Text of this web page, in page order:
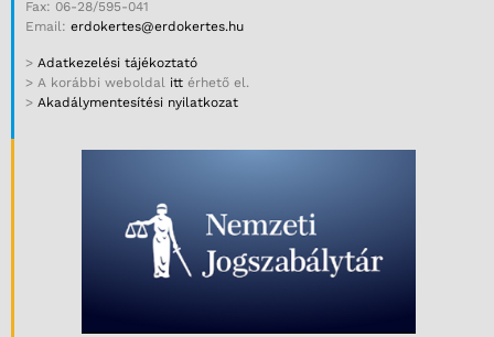
Fax: 06-28/595-041
Email: erdokertes@erdokertes.hu
> Adatkezelési tájékoztató
> A korábbi weboldal itt érhető el.
> Akadálymentesítési nyilatkozat